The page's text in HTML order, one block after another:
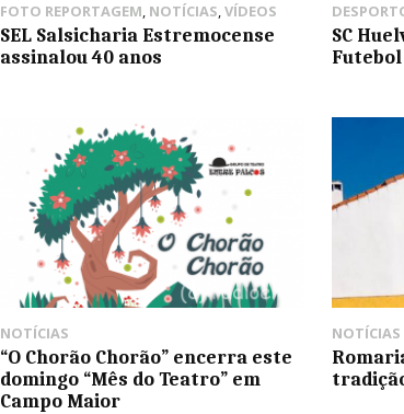
FOTO REPORTAGEM NOTÍCIAS ,VÍDEOS
SEL Salsicharia Estremocense
assinalou 40 anos
SC
NOTÍCIAS
“O Chorão Chorão” encerra este
domingo “Mês do Teatro” em
Campo Maior
NOTÍCIAS